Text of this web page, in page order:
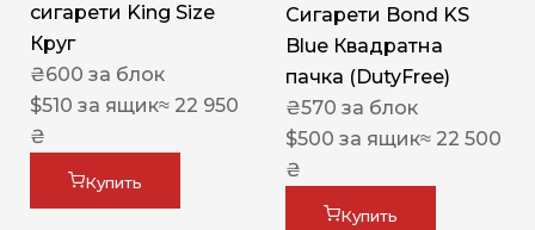
сигарети King Size
Круг
₴600 за блок
$510 за ящик≈ 22 950
₴
Купить
Сигарети Bond KS
Blue Квадратна
пачка (DutyFree)
₴570 за блок
$500 за ящик≈ 22 500
₴
Купить